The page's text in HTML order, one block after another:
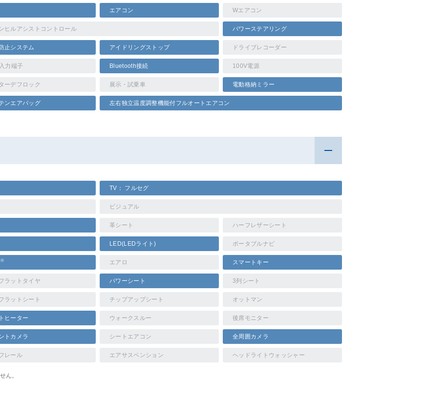
エアコン Wエアコン
ヒルアシストコントロール パワーステアリング
止システム アイドリングストップ ドライブレコーダー
力端子 Bluetooth接続 100V電源
ーデフロック 展示・試乗車 電動格納ミラー
ンエアバッグ 左右独立温度調整機能付フルオートエアコン
TV： フルセグ
ビジュアル
革シート ハーフレザーシート
LED(LEDライト) ポータブルナビ
※ エアロ スマートキー
ラットタイヤ パワーシート 3列シート
ラットシート チップアップシート オットマン
ヒーター ウォークスルー 後席モニター
トカメラ シートエアコン 全周囲カメラ
レール エアサスペンション ヘッドライトウォッシャー
ん。